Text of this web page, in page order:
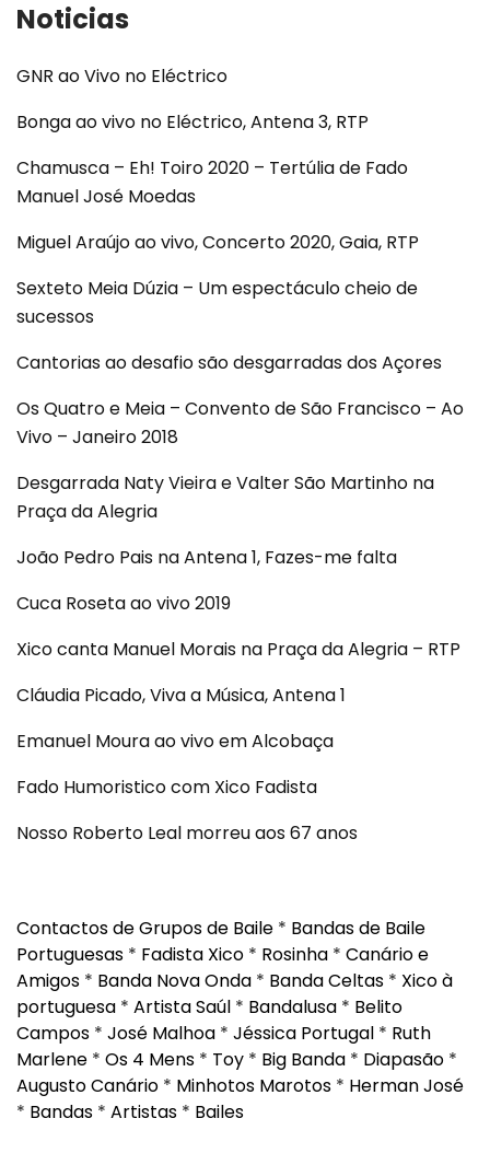
Noticias
GNR ao Vivo no Eléctrico
Bonga ao vivo no Eléctrico, Antena 3, RTP
Chamusca – Eh! Toiro 2020 – Tertúlia de Fado
Manuel José Moedas
Miguel Araújo ao vivo, Concerto 2020, Gaia, RTP
Sexteto Meia Dúzia – Um espectáculo cheio de
sucessos
Cantorias ao desafio são desgarradas dos Açores
Os Quatro e Meia – Convento de São Francisco – Ao
Vivo – Janeiro 2018
Desgarrada Naty Vieira e Valter São Martinho na
Praça da Alegria
João Pedro Pais na Antena 1, Fazes-me falta
Cuca Roseta ao vivo 2019
Xico canta Manuel Morais na Praça da Alegria – RTP
Cláudia Picado, Viva a Música, Antena 1
Emanuel Moura ao vivo em Alcobaça
Fado Humoristico com Xico Fadista
Nosso Roberto Leal morreu aos 67 anos
Contactos de Grupos de Baile * Bandas de Baile
Portuguesas * Fadista Xico * Rosinha * Canário e
Amigos * Banda Nova Onda * Banda Celtas * Xico à
portuguesa * Artista Saúl * Bandalusa * Belito
Campos * José Malhoa * Jéssica Portugal * Ruth
Marlene * Os 4 Mens * Toy * Big Banda * Diapasão *
Augusto Canário * Minhotos Marotos * Herman José
* Bandas * Artistas * Bailes